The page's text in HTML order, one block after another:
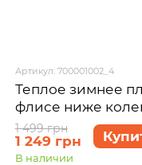
Артикул: 700001002_4
Теплое зимнее
флисе ниже
Рошель
(4XL-5XL)
1 499 грн
1 249 грн
В наличии